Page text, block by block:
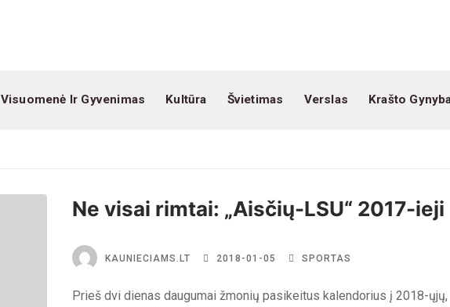
Visuomenė Ir Gyvenimas Kultūra Švietimas Verslas Krašto
Ne visai rimtai: „Aisčių-LSU“ 2017-ieji
KAUNIECIAMS.LT 2018-01-05 SPORTAS
Prieš dvi dienas daugumai žmonių pasikeitus kalendorius į 2018-ųjų,